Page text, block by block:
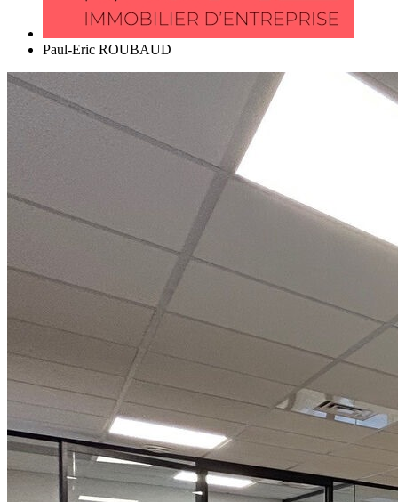
Paul-Eric ROUBAUD